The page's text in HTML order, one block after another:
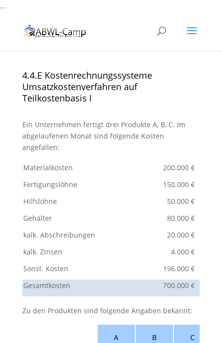
...
4.4.E Kostenrechnungssysteme
Umsatzkostenverfahren auf
Teilkostenbasis I
Ein Unternehmen fertigt drei Produkte A, B, C. Im
abgelaufenen Monat sind folgende Kosten
angefallen:
Materialkosten
200.000 €
Fertigungslöhne
150.000 €
Hilfslöhne
50.000 €
Gehälter
80.000 €
kalk. Abschreibungen
20.000 €
kalk. Zinsen
4.000 €
Sonst. Kosten
196.000 €
Gesamtkosten
700.000 €
Zu den Produkten sind folgende Angaben bekannt:
A B C